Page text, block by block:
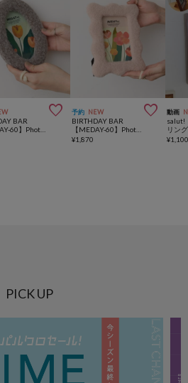

BAR
予約 NEW 
BIRTHDAY BAR
【MEDAY-60】Photo Frame Fluffy Long Wave
¥1,870
動画
salut!
¥
PICK UP